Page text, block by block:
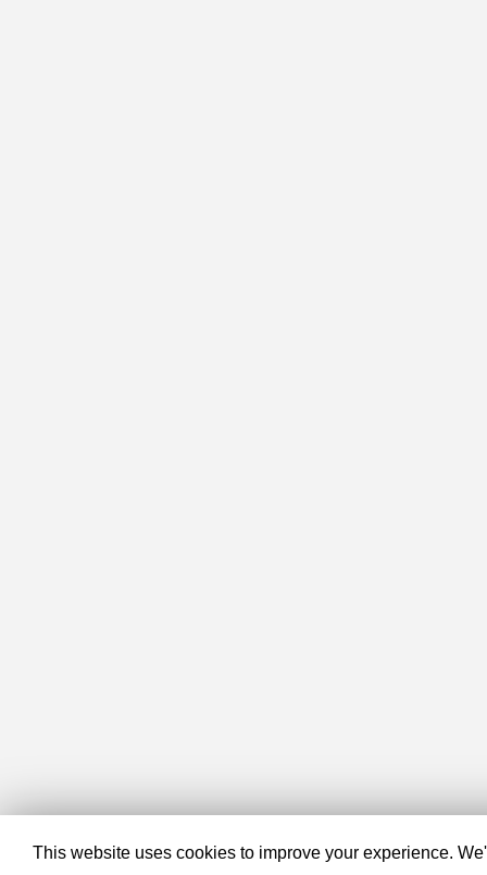
This website uses cookies to improve your experience.